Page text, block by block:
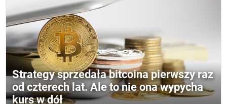
Strategy sprzedała bitcoina pierwszy raz
od czterech lat. Ale to nie ona wypycha
kurs w dół